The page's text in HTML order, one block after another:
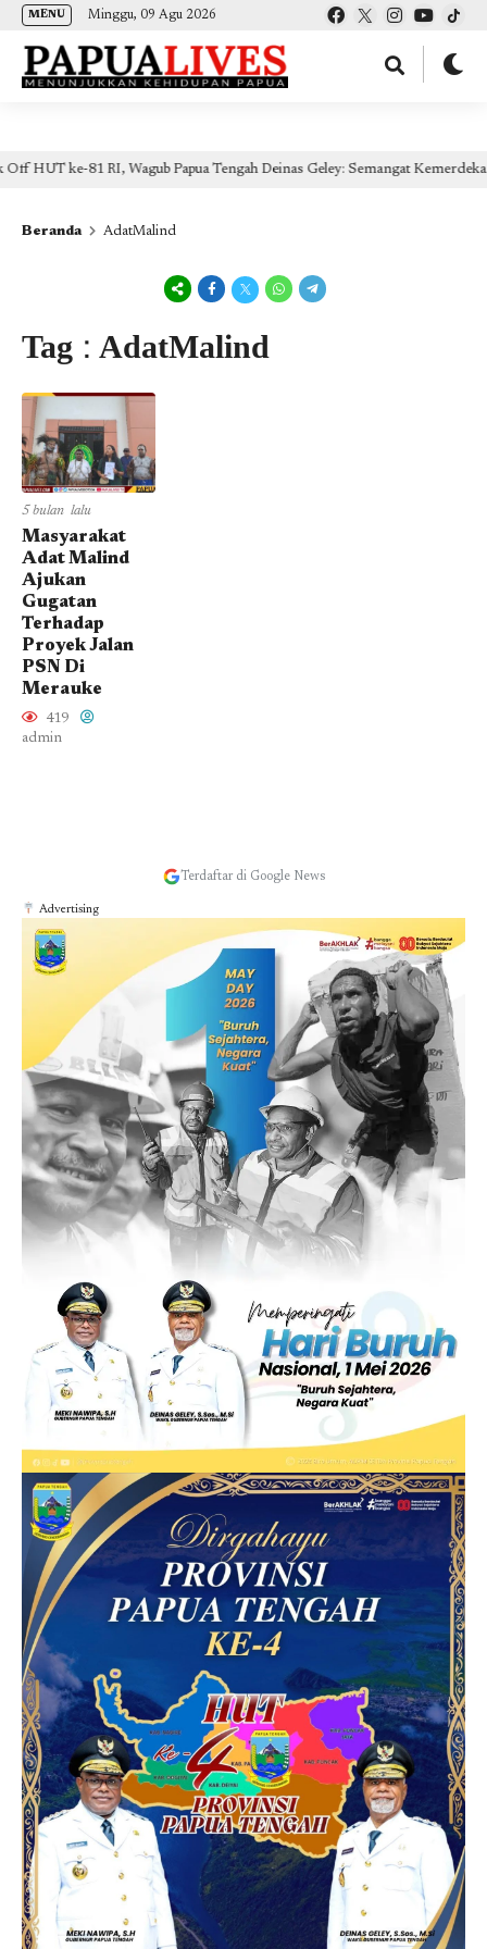
(self.SWG_BASIC = self.SWG_BASIC || []).push( basicSubscriptions => {
basicSubscriptions.init({ type: "NewsArticle", isPartOfType: ["Product"], isPartOfProductId:
MENU Minggu, 09 Agu 2026
Wagub Papua Tengah Deinas Geley: Semangat Kemerdekaan Wujudkan
Beranda AdatMalind
Tag : AdatMalind
5 bulan lalu
Masyarakat
Adat Malind
Ajukan
Gugatan
Terhadap
Proyek Jalan
PSN Di
Merauke
419
admin
Terdaftar di Google News
Advertising